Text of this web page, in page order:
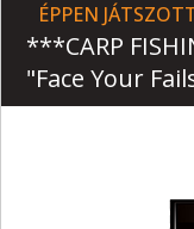
ÉPPEN
***CARP
"Face Your